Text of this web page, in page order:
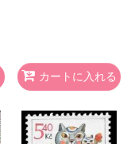
カートに入れる